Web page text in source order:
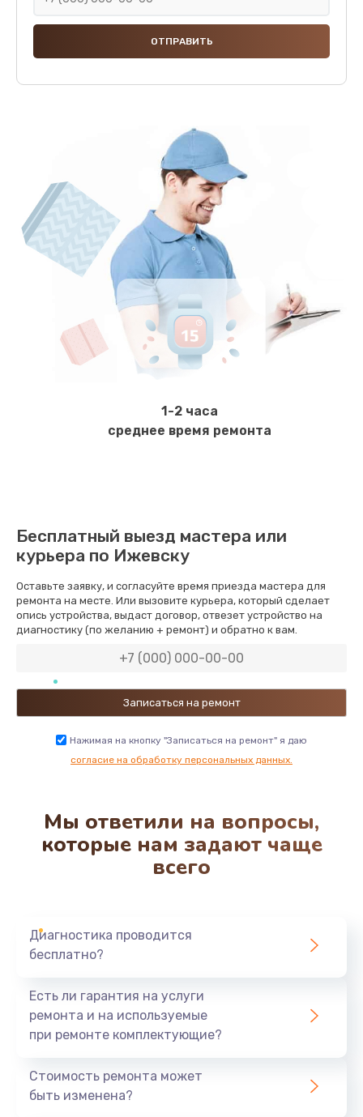
1-2 часа
среднее время ремонта
Бесплатный выезд мастера или
курьера по Ижевску
Оставьте заявку, и согласуйте время приезда мастера для
ремонта на месте. Или вызовите курьера, который сделает
опись устройства, выдаст договор, отвезет устройство на
диагностику (по желанию + ремонт) и обратно к вам.
Нажимая на кнопку "Записаться на ремонт" я даю
согласие на обработку персональных данных.
Мы ответили на вопросы,
которые нам задают чаще
всего
Диагностика проводится
бесплатно?
Есть ли гарантия на услуги
ремонта и на используемые
при ремонте комплектующие?
Стоимость ремонта может
быть изменена?